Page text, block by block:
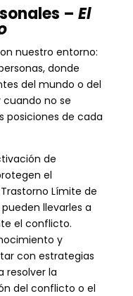
–El
nuestro entorno:
donde
del mundo o del
no se
posiciones de cada
de
el
Límite de
llevarles a
el conflicto.
y
con estrategias
resolver la
del conflicto o el